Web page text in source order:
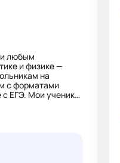
и любым
и физике —
на
с форматами
с ЕГЭ. Мои ученики
городов, а также
этим горжусь. С